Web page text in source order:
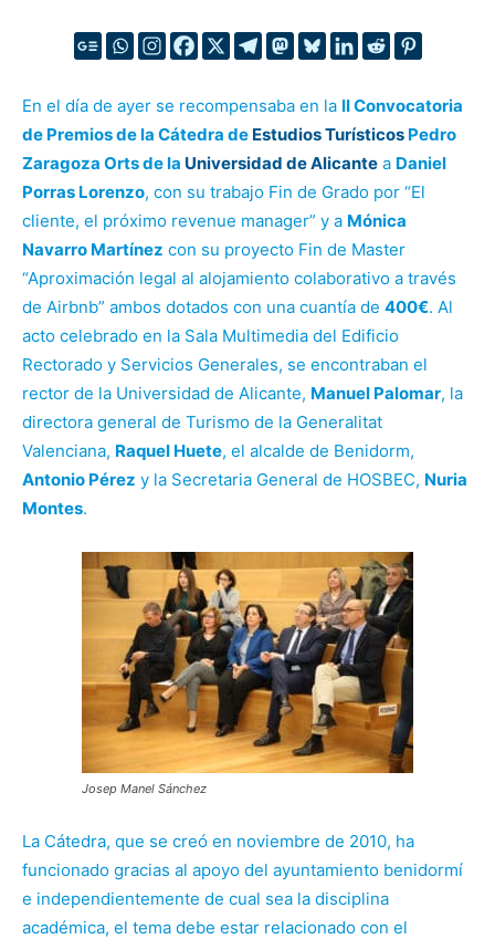
En el día de ayer se recompensaba en la II Convocatoria
de Premios de la Cátedra de Estudios Turísticos Pedro
Zaragoza Orts de la Universidad de Alicante a Daniel
Porras Lorenzo, con su trabajo Fin de Grado por “El
cliente, el próximo revenue manager” y a Mónica
Navarro Martínez con su proyecto Fin de Master
“Aproximación legal al alojamiento colaborativo a través
de Airbnb” ambos dotados con una cuantía de 400€. Al
acto celebrado en la Sala Multimedia del Edificio
Rectorado y Servicios Generales, se encontraban el
rector de la Universidad de Alicante, Manuel Palomar, la
directora general de Turismo de la Generalitat
Valenciana, Raquel Huete, el alcalde de Benidorm,
Antonio Pérez y la Secretaria General de HOSBEC, Nuria
Montes.
Josep Manel Sánchez
La Cátedra, que se creó en noviembre de 2010, ha
funcionado gracias al apoyo del ayuntamiento benidormí
e independientemente de cual sea la disciplina
académica, el tema debe estar relacionado con el